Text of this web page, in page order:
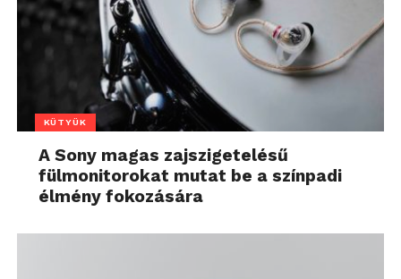
KÜTYÜK
A Sony magas zajszigetelésű
fülmonitorokat mutat be a színpadi
élmény fokozására